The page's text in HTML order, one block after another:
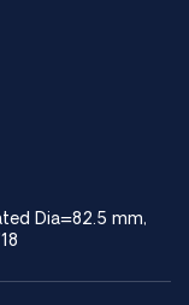
Dia=82.5 mm,